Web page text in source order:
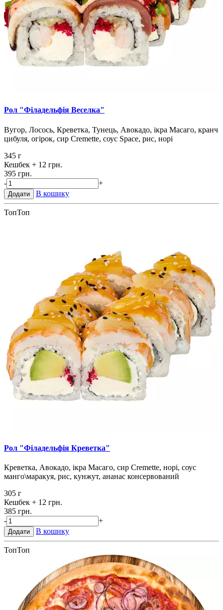
Рол "Філадельфія Веселка"
Вугор, Лосось, Креветка, Тунець, Авокадо, ікра Масаго, кранч
цибуля, огірок, сир Cremette, соус Space, рис, норі
345 г
Кешбек + 12 грн.
395 грн.
-
+
Додати В кошику
ТопТоп
Рол "Філадельфія Креветка"
Креветка, Авокадо, ікра Масаго, сир Cremette, норі, соус
манго\маракуя, рис, кунжут, ананас консервований
305 г
Кешбек + 12 грн.
385 грн.
-
+
Додати В кошику
ТопТоп